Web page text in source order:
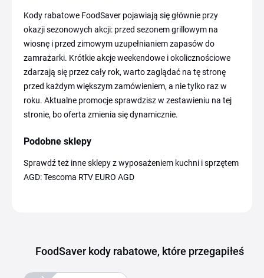
Kody rabatowe FoodSaver pojawiają się głównie przy
okazji sezonowych akcji: przed sezonem grillowym na
wiosnę i przed zimowym uzupełnianiem zapasów do
zamrażarki. Krótkie akcje weekendowe i okolicznościowe
zdarzają się przez cały rok, warto zaglądać na tę stronę
przed każdym większym zamówieniem, a nie tylko raz w
roku. Aktualne promocje sprawdzisz w zestawieniu na tej
stronie, bo oferta zmienia się dynamicznie.
Podobne sklepy
Sprawdź też inne sklepy z wyposażeniem kuchni i sprzętem
AGD: Tescoma RTV EURO AGD
FoodSaver kody rabatowe, które przegapiłeś